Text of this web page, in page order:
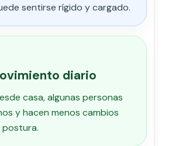
sentirse rígido y cargado.
diario
casa, algunas personas
y hacen menos cambios